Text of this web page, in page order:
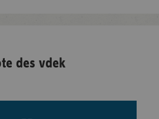
des vdek